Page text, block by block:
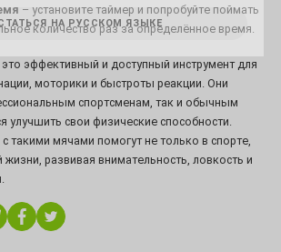
– установите таймер и попробуйте поймать
количество раз за определённое время.
эффективный и доступный инструмент для
моторики и быстроты реакции. Они
спортсменам, так и обычным
свои физические способности.
такими мячами помогут не только в спорте,
развивая внимательность, ловкость и
НА РУССКОМ ЯЗЫКЕ